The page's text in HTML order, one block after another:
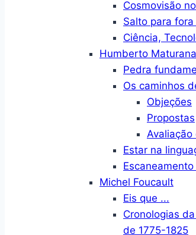
Cosmovisão
Salto para
Ciência,
Humberto Maturana
Pedra
Os caminhos
Objeções
Propostas
Avaliação
Estar na
Michel Foucault
Eis que ...
Cronologias
de 1775-1825